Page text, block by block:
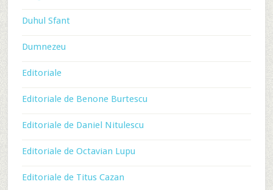
Duhul Sfant
Dumnezeu
Editoriale
Editoriale de Benone Burtescu
Editoriale de Daniel Nitulescu
Editoriale de Octavian Lupu
Editoriale de Titus Cazan